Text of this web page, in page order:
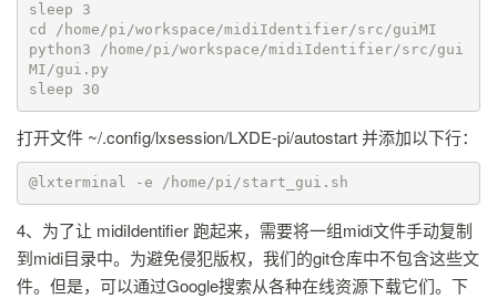
sleep 3
cd /home/pi/workspace/midiIdentifier/src/guiMI
python3 /home/pi/workspace/midiIdentifier/src/gui
MI/gui.py
sleep 30
打开文件 ~/.config/lxsession/LXDE-pi/autostart 并添加以下行：
@lxterminal -e /home/pi/start_gui.sh
4、为了让 midiIdentifier 跑起来，需要将一组midi文件手动复制
到midi目录中。为避免侵犯版权，我们的git仓库中不包含这些文
件。但是，可以通过Google搜索从各种在线资源下载它们。下